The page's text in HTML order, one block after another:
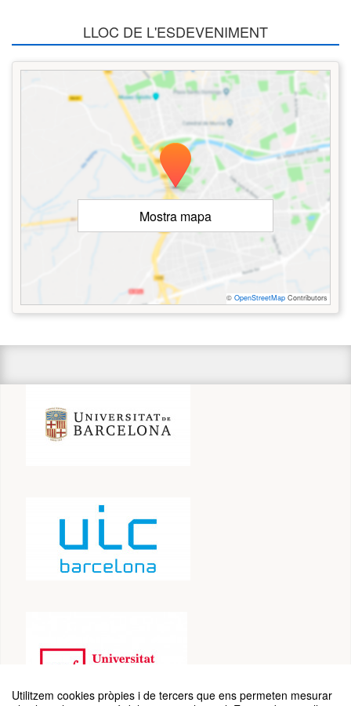
Utilitzem cookies pròpies i de tercers que ens permeten mesurar
LLOC DE L'ESDEVENIMENT
Mostra mapa
© OpenStreetMap Contributors